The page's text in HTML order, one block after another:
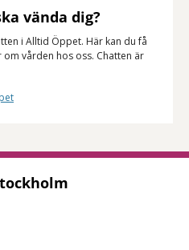
vända dig?
i Alltid Öppet. Här kan du få
vården hos oss. Chatten är